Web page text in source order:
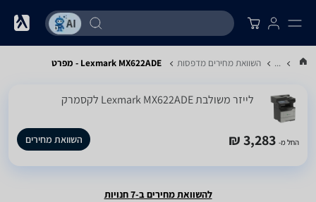
... השוואת מחירים מדפסות Lexmark MX622ADE - מפרט
‏לייזר ‏משולבת Lexmark MX622ADE לקסמרק
החל מ- 3,283 ₪ השוואת מחירים
להשוואת מחירים ב-7 חנויות